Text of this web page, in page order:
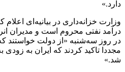
دارد.»
وزارت خزانه‌داری در بیانیه‌ای
درآمد نفتی محروم است و مدیران
در روز سه‌شنبه «از دولت خواستند
مجددا تاکید کردند که ایران به
شد.»